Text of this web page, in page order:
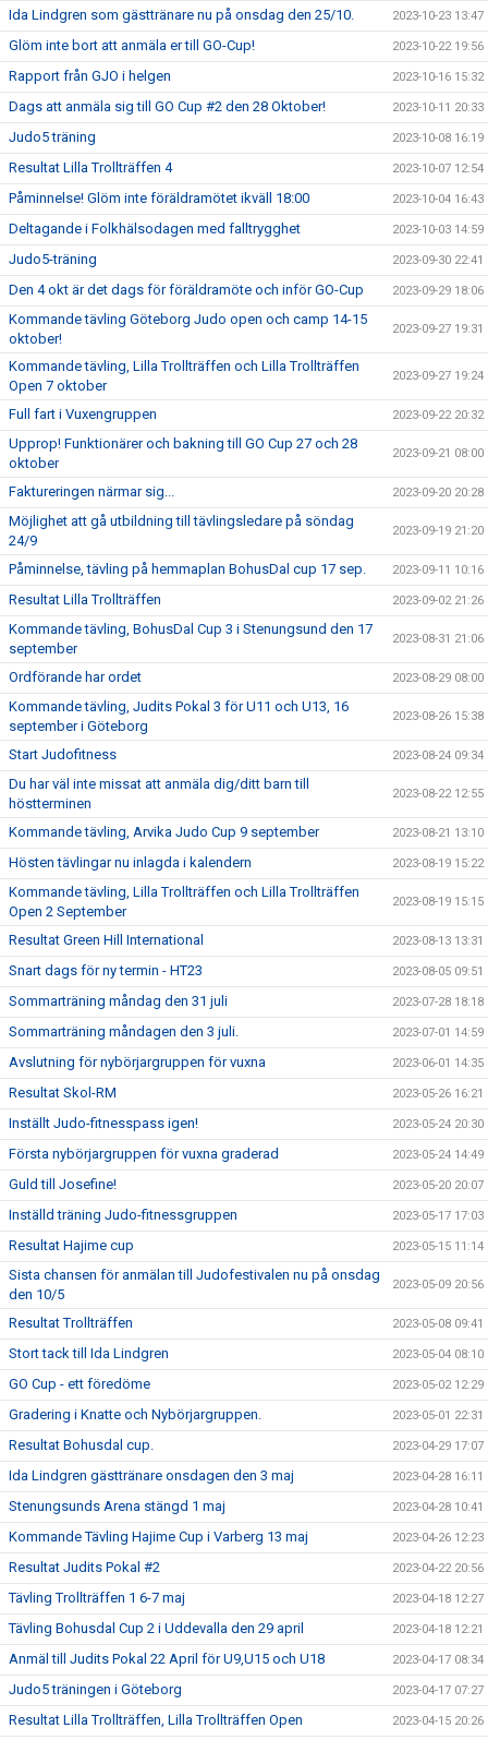
Ida Lindgren som gästtränare nu på onsdag den 25/10. 2023-10-23 13:47
Glöm inte bort att anmäla er till GO-Cup! 2023-10-22 19:56
Rapport från GJO i helgen 2023-10-16 15:32
Dags att anmäla sig till GO Cup #2 den 28 Oktober! 2023-10-11 20:33
Judo5 träning 2023-10-08 16:19
Resultat Lilla Trollträffen 4 2023-10-07 12:54
Påminnelse! Glöm inte föräldramötet ikväll 18:00 2023-10-04 16:43
Deltagande i Folkhälsodagen med falltrygghet 2023-10-03 14:59
Judo5-träning 2023-09-30 22:41
Den 4 okt är det dags för föräldramöte och inför GO-Cup 2023-09-29 18:06
Kommande tävling Göteborg Judo open och camp 14-15
oktober!
2023-09-27 19:31
Kommande tävling, Lilla Trollträffen och Lilla Trollträffen
Open 7 oktober
2023-09-27 19:24
Full fart i Vuxengruppen 2023-09-22 20:32
Upprop! Funktionärer och bakning till GO Cup 27 och 28
oktober
2023-09-21 08:00
Faktureringen närmar sig... 2023-09-20 20:28
Möjlighet att gå utbildning till tävlingsledare på söndag
24/9
2023-09-19 21:20
Påminnelse, tävling på hemmaplan BohusDal cup 17 sep. 2023-09-11 10:16
Resultat Lilla Trollträffen 2023-09-02 21:26
Kommande tävling, BohusDal Cup 3 i Stenungsund den 17
september
2023-08-31 21:06
Ordförande har ordet 2023-08-29 08:00
Kommande tävling, Judits Pokal 3 för U11 och U13, 16
september i Göteborg
2023-08-26 15:38
Start Judofitness 2023-08-24 09:34
Du har väl inte missat att anmäla dig/ditt barn till
höstterminen
2023-08-22 12:55
Kommande tävling, Arvika Judo Cup 9 september 2023-08-21 13:10
Hösten tävlingar nu inlagda i kalendern 2023-08-19 15:22
Kommande tävling, Lilla Trollträffen och Lilla Trollträffen
Open 2 September
2023-08-19 15:15
Resultat Green Hill International 2023-08-13 13:31
Snart dags för ny termin - HT23 2023-08-05 09:51
Sommarträning måndag den 31 juli 2023-07-28 18:18
Sommarträning måndagen den 3 juli. 2023-07-01 14:59
Avslutning för nybörjargruppen för vuxna 2023-06-01 14:35
Resultat Skol-RM 2023-05-26 16:21
Inställt Judo-fitnesspass igen! 2023-05-24 20:30
Första nybörjargruppen för vuxna graderad 2023-05-24 14:49
Guld till Josefine! 2023-05-20 20:07
Inställd träning Judo-fitnessgruppen 2023-05-17 17:03
Resultat Hajime cup 2023-05-15 11:14
Sista chansen för anmälan till Judofestivalen nu på onsdag
den 10/5
2023-05-09 20:56
Resultat Trollträffen 2023-05-08 09:41
Stort tack till Ida Lindgren 2023-05-04 08:10
GO Cup - ett föredöme 2023-05-02 12:29
Gradering i Knatte och Nybörjargruppen. 2023-05-01 22:31
Resultat Bohusdal cup. 2023-04-29 17:07
Ida Lindgren gästtränare onsdagen den 3 maj 2023-04-28 16:11
Stenungsunds Arena stängd 1 maj 2023-04-28 10:41
Kommande Tävling Hajime Cup i Varberg 13 maj 2023-04-26 12:23
Resultat Judits Pokal #2 2023-04-22 20:56
Tävling Trollträffen 1 6-7 maj 2023-04-18 12:27
Tävling Bohusdal Cup 2 i Uddevalla den 29 april 2023-04-18 12:21
Anmäl till Judits Pokal 22 April för U9,U15 och U18 2023-04-17 08:34
Judo5 träningen i Göteborg 2023-04-17 07:27
Resultat Lilla Trollträffen, Lilla Trollträffen Open 2023-04-15 20:26